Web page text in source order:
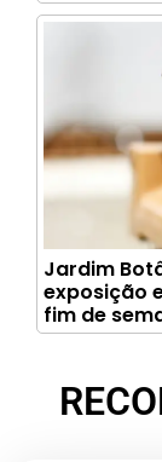
Jardim
exposição
fim de